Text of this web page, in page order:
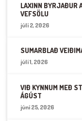
LAXINN BYRJAÐUR
VEFSÖLU
júlí 2, 2026
SUMARBLAÐ
júlí 1, 2026
VIÐ KYNNUM MEÐ
ÁGÚST
júní 25, 2026